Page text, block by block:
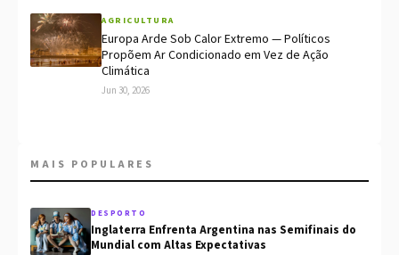
AGRICULTURA
Europa Arde Sob Calor Extremo — Políticos
Propõem Ar Condicionado em Vez de Ação
Climática
Jun 30, 2026
MAIS POPULARES
DESPORTO
Inglaterra Enfrenta Argentina nas Semifinais do
Mundial com Altas Expectativas